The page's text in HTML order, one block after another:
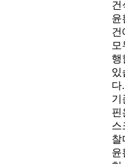
건
있
다.
기
핀
찰